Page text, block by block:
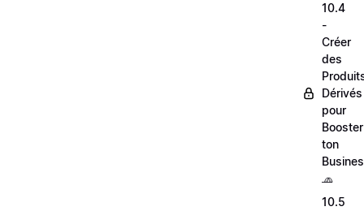
10.4
-
Créer
des
Dérivés
pour
Booster
ton
🧢
10.5